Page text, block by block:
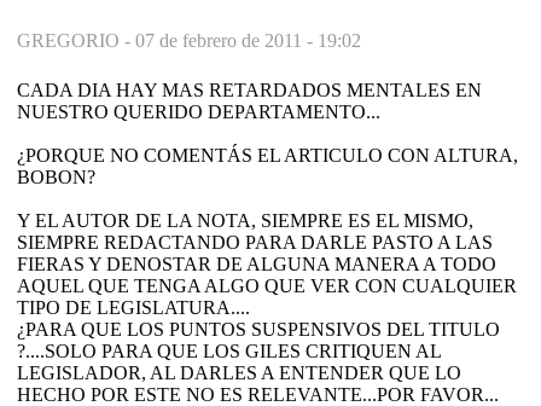
GREGORIO - 07 de febrero de 2011 - 19:02
CADA DIA HAY MAS RETARDADOS MENTALES EN
NUESTRO QUERIDO DEPARTAMENTO...
¿PORQUE NO COMENTÁS EL ARTICULO CON ALTURA,
BOBON?
Y EL AUTOR DE LA NOTA, SIEMPRE ES EL MISMO,
SIEMPRE REDACTANDO PARA DARLE PASTO A LAS
FIERAS Y DENOSTAR DE ALGUNA MANERA A TODO
AQUEL QUE TENGA ALGO QUE VER CON CUALQUIER
TIPO DE LEGISLATURA....
¿PARA QUE LOS PUNTOS SUSPENSIVOS DEL TITULO
?....SOLO PARA QUE LOS GILES CRITIQUEN AL
LEGISLADOR, AL DARLES A ENTENDER QUE LO
HECHO POR ESTE NO ES RELEVANTE...POR FAVOR...